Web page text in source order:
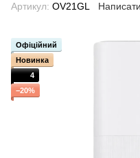
Артикул: OV21GL Написати
Офіційний
Новинка
4
−20%